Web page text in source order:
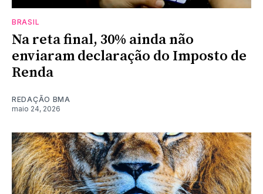
BRASIL
Na reta final, 30% ainda não
enviaram declaração do Imposto de
Renda
REDAÇÃO BMA
maio 24, 2026